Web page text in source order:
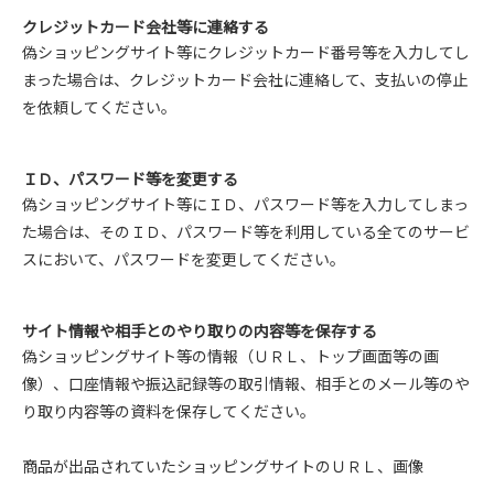
クレジットカード会社等に連絡する
偽ショッピングサイト等にクレジットカード番号等を入力してし
まった場合は、クレジットカード会社に連絡して、支払いの停止
を依頼してください。
ＩＤ、パスワード等を変更する
偽ショッピングサイト等にＩＤ、パスワード等を入力してしまっ
た場合は、そのＩＤ、パスワード等を利用している全てのサービ
スにおいて、パスワードを変更してください。
サイト情報や相手とのやり取りの内容等を保存する
偽ショッピングサイト等の情報（ＵＲＬ、トップ画面等の画
像）、口座情報や振込記録等の取引情報、相手とのメール等のや
り取り内容等の資料を保存してください。
商品が出品されていたショッピングサイトのＵＲＬ、画像